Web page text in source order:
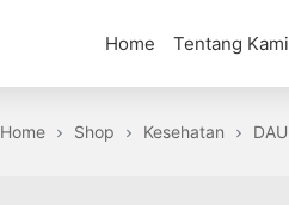
Home Tentang Kami
Home Shop Kesehatan